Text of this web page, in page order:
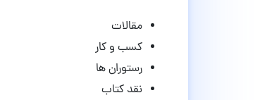
مقالات
کسب و کار
رستوران ها
نقد کتاب